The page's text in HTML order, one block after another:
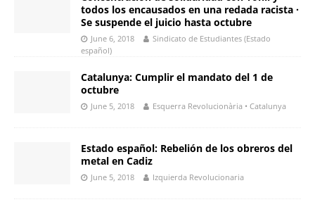
todos los encausados en una redada racista ·
Se suspende el juicio hasta octubre
June 6, 2018
Sindicato de Estudiantes (Estado
español)
Catalunya: Cumplir el mandato del 1 de
octubre
June 5, 2018 Esquerra Revolucionària • Catalunya
Estado español: Rebelión de los obreros del
metal en Cadiz
June 5, 2018 Izquierda Revolucionaria